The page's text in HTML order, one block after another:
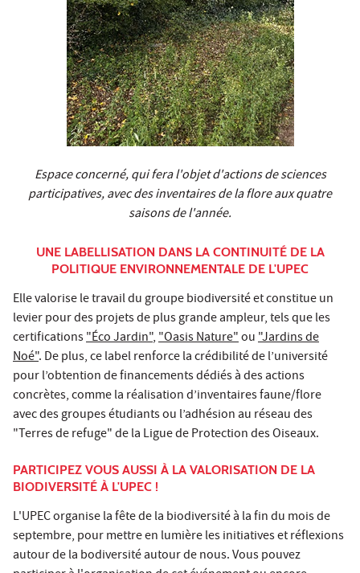
Espace concerné, qui fera l'objet d'actions de sciences
participatives, avec des inventaires de la flore aux quatre
saisons de l'année.
UNE LABELLISATION DANS LA CONTINUITÉ DE LA
POLITIQUE ENVIRONNEMENTALE DE L'UPEC
Elle valorise le travail du groupe biodiversité et constitue un
levier pour des projets de plus grande ampleur, tels que les
certifications"Éco Jardin","Oasis Nature"ou"Jardins de
Noé". De plus, ce label renforce la crédibilité de l’université
pour l’obtention de financements dédiés à des actions
concrètes, comme la réalisation d’inventaires faune/flore
avec des groupes étudiants ou l’adhésion au réseau des
"Terres de refuge" de la Ligue de Protection des Oiseaux.
PARTICIPEZ VOUS AUSSI À LA VALORISATION DE LA
BIODIVERSITÉ À L'UPEC !
L'UPEC organise la fête de la biodiversité à la fin du mois de
septembre, pour mettre en lumière les initiatives et réflexions
autour de la bodiversité autour de nous. Vous pouvez